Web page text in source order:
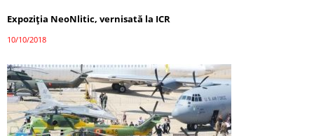
Expoziţia NeoNlitic, vernisată la ICR
10/10/2018